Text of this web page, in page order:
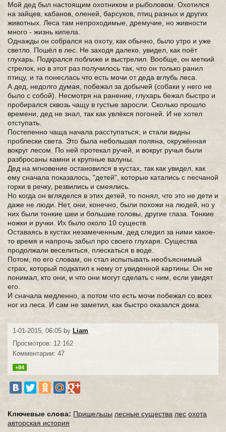
Мой дед был настоящим охотником и рыболовом. Охотился
на зайцев, кабанов, оленей, барсуков, птиц разных и других
животных. Леса там непроходимые, дремучие, но живности
много - жизнь кипела.
Однажды он собрался на охоту, как обычно, было утро и уже
светло. Пошёл в лес. Не заходя далеко, увидел, как поёт
глухарь. Подкрался поближе и выстрелил. Вообще, он меткий
стрелок, но в этот раз получилось так, что он только ранил
птицу, и та понеслась что есть мочи от деда вглубь леса.
А дед, недолго думая, побежал за добычей (собаки у него не
было с собой). Несмотря на ранение, глухарь бежал быстро и
пробирался сквозь чащу в густые заросли. Сколько прошло
времени, дед не знал, так как увлёкся погоней. И не хотел
отступать.
Постепенно чаща начала расступаться, и стали видны
проблески света. Это была небольшая поляна, окружённая
вокруг лесом. По ней протекал ручей, и вокруг ручья были
разбросаны камни и крупные валуны.
Дед на мгновение остановился в кустах, так как увидел, как
ему сначала показалось, "детей", которые катались с песчаной
горки в речку, резвились и смеялись.
Но когда он вгляделся в этих детей, то понял, что это не дети и
даже не люди. Нет, они, конечно, были похожи на людей, но у
них были тонкие шеи и большие головы, другие глаза. Тонкие
ножки и ручки. Их было около 10 существ.
Оставаясь в кустах незамеченным, дед следил за ними какое-
то время и напрочь забыл про своего глухаря. Существа
продолжали веселиться, плескаться в воде.
Потом, по его словам, он стал испытывать необъяснимый
страх, который подкатил к нему от увиденной картины. Он не
понимал, кто они, и что они могут сделать с ним, если увидят
его.
И сначала медленно, а потом что есть мочи побежал со всех
ног из леса. И сам не заметил, как быстро оказался дома.
1-01-2015, 06:05 by Liam
Просмотров: 12 162
Комментарии: 47
+84
Ключевые слова: Пришельцы лесные существа лес охота
авторская история